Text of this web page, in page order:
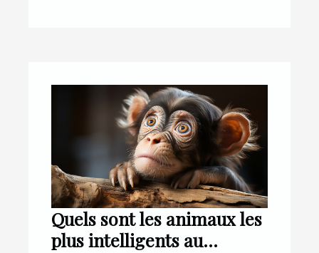
Quels sont les animaux les
plus intelligents au